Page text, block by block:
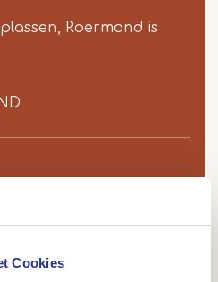
Cookies
Roermond is